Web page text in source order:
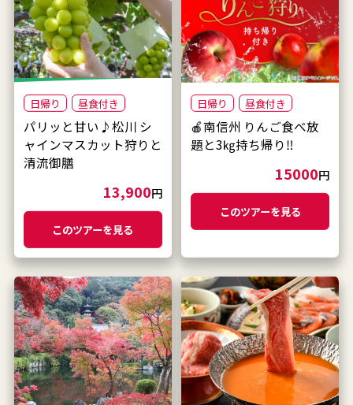
日帰り 昼食付き
パリッと甘い♪松川 シ
ャインマスカット狩りと
清流御膳
13,900円
このツアーを見る
日帰り 昼食付き
🍎南信州 りんご食べ放
題と3㎏持ち帰り‼
15000円
このツアーを見る